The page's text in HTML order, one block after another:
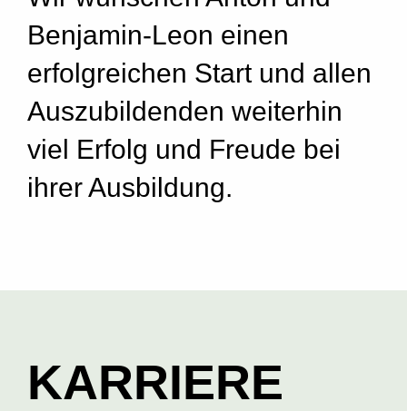
Benjamin-Leon einen
erfolgreichen Start und allen
Auszubildenden weiterhin
viel Erfolg und Freude bei
ihrer Ausbildung.
KARRIERE